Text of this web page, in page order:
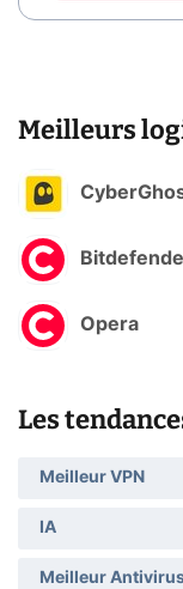
Meilleurs
Opera
Les
Meilleur VPN
IA
Meilleur